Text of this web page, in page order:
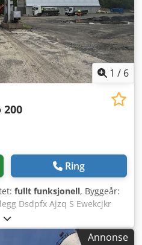
1 / 6
Ring
fullt funksjonell, Byggeår:
Dsdpfx Ajzq S Ewekcjkr
200 tonn -Kjerrebanesystem
Annonse